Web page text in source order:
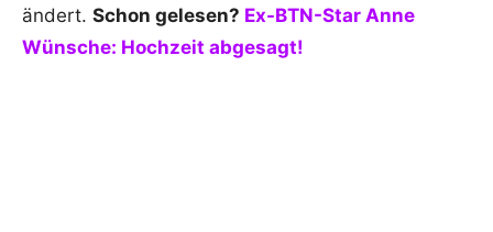
ändert. Schon gelesen? Ex-BTN-Star Anne
Wünsche: Hochzeit abgesagt!